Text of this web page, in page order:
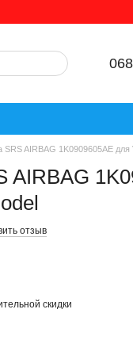
SRS AIRBAG 1K0909605AE для
AIRBAG
отзыв
скидки